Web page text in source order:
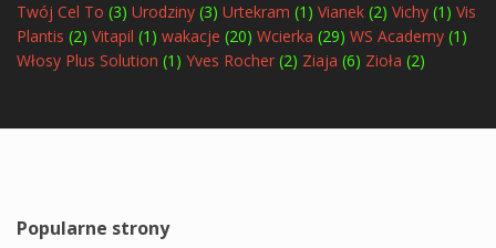
Twój Cel To (3) Urodziny (3) Urtekram (1) Vianek (2) Vichy (1) Vis
Plantis (2) Vitapil (1) wakacje (20) Wcierka (29) WS Academy (1)
Włosy Plus Solution (1) Yves Rocher (2) Ziaja (6) Zioła (2)
Popularne strony